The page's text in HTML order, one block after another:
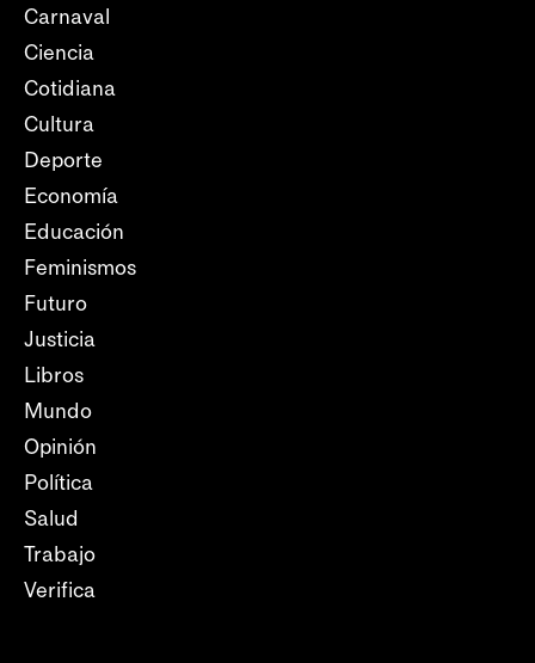
Carnaval
Ciencia
Cotidiana
Cultura
Deporte
Economía
Educación
Feminismos
Futuro
Justicia
Libros
Mundo
Opinión
Política
Salud
Trabajo
Verifica